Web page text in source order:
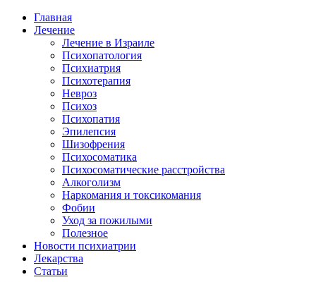
Главная
Лечение
Лечение в Израиле
Психопатология
Психиатрия
Психотерапия
Невроз
Психоз
Психопатия
Эпилепсия
Шизофрения
Психосоматика
Психосоматические расстройства
Алкоголизм
Наркомания и токсикомания
Фобии
Уход за пожилыми
Полезное
Новости психиатрии
Лекарства
Статьи